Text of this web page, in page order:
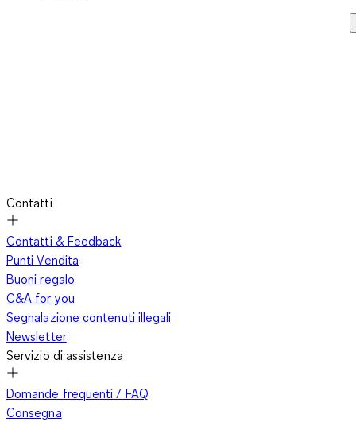
Contatti
Contatti & Feedback
Punti Vendita
Buoni regalo
C&A for you
Segnalazione contenuti illegali
Newsletter
Servizio di assistenza
Domande frequenti / FAQ
Consegna